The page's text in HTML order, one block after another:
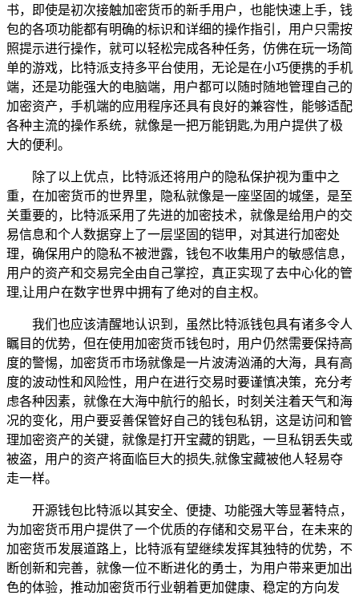
书，即使是初次接触加密货币的新手用户，也能快速上手，钱
包的各项功能都有明确的标识和详细的操作指引，用户只需按
照提示进行操作，就可以轻松完成各种任务，仿佛在玩一场简
单的游戏，比特派支持多平台使用，无论是在小巧便携的手机
端，还是功能强大的电脑端，用户都可以随时随地管理自己的
加密资产，手机端的应用程序还具有良好的兼容性，能够适配
各种主流的操作系统，就像是一把万能钥匙,为用户提供了极
大的便利。
除了以上优点，比特派还将用户的隐私保护视为重中之
重，在加密货币的世界里，隐私就像是一座坚固的城堡，是至
关重要的，比特派采用了先进的加密技术，就像是给用户的交
易信息和个人数据穿上了一层坚固的铠甲，对其进行加密处
理，确保用户的隐私不被泄露，钱包不收集用户的敏感信息，
用户的资产和交易完全由自己掌控，真正实现了去中心化的管
理,让用户在数字世界中拥有了绝对的自主权。
我们也应该清醒地认识到，虽然比特派钱包具有诸多令人
瞩目的优势，但在使用加密货币钱包时，用户仍然需要保持高
度的警惕，加密货币市场就像是一片波涛汹涌的大海，具有高
度的波动性和风险性，用户在进行交易时要谨慎决策，充分考
虑各种因素，就像在大海中航行的船长，时刻关注着天气和海
况的变化，用户要妥善保管好自己的钱包私钥，这是访问和管
理加密资产的关键，就像是打开宝藏的钥匙，一旦私钥丢失或
被盗，用户的资产将面临巨大的损失,就像宝藏被他人轻易夺
走一样。
开源钱包比特派以其安全、便捷、功能强大等显著特点，
为加密货币用户提供了一个优质的存储和交易平台，在未来的
加密货币发展道路上，比特派有望继续发挥其独特的优势，不
断创新和完善，就像一位不断进化的勇士，为用户带来更加出
色的体验，推动加密货币行业朝着更加健康、稳定的方向发